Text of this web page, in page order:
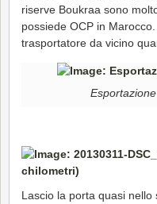
riserve Boukraa sono
possiede OCP in
trasportatore da vicino
Lascio la porta quasi